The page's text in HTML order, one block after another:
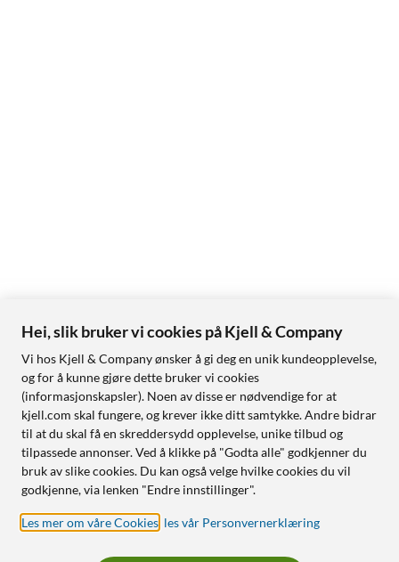
Hei, slik bruker vi cookies på Kjell & Company
Vi hos Kjell & Company ønsker å gi deg en unik kundeopplevelse,
og for å kunne gjøre dette bruker vi cookies
(informasjonskapsler). Noen av disse er nødvendige for at
kjell.com skal fungere, og krever ikke ditt samtykke. Andre bidrar
til at du skal få en skreddersydd opplevelse, unike tilbud og
tilpassede annonser. Ved å klikke på "Godta alle" godkjenner du
bruk av slike cookies. Du kan også velge hvilke cookies du vil
godkjenne, via lenken "Endre innstillinger".
Les mer om våre Cookies les vår Personvernerklæring